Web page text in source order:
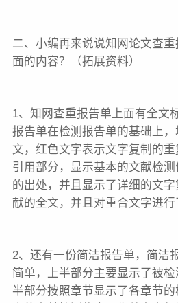
二、小编再来说说知网论文查
面的内容？（拓展资料）
1、知网查重报告单上面有全文
报告单在检测报告单的基础上
文，红色文字表示文字复制的
引用部分，显示基本的文献检
的出处，并且显示了详细的文
献的全文，并且对重合文字进行
2、还有一份简洁报告单，简洁
简单，上半部分主要显示了被
半部分按照章节显示了各章节